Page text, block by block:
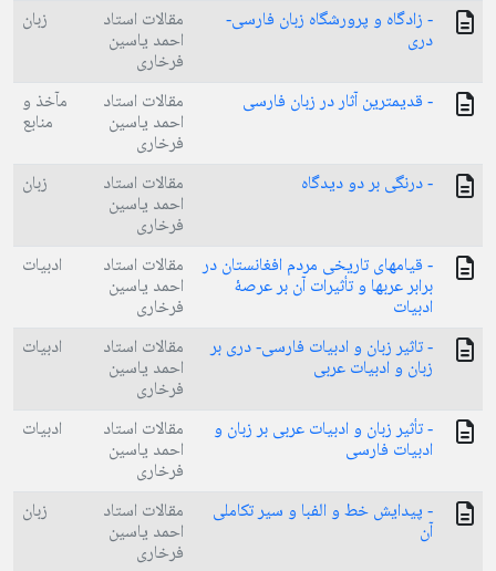
- زادگاه و پرورشگاه زبان فارسی-
دری
مقالات استاد
احمد یاسین
فرخاری
زبان
- قدیمترین آثار در زبان فارسی مقالات استاد
احمد یاسین
فرخاری
مآخذ و
منابع
- درنگی بر دو دیدگاه مقالات استاد
احمد یاسین
فرخاری
زبان
- قیامهای تاریخی مردم افغانستان در
برابر عربها و تأثیرات آن بر عرصۀ
ادبیات
مقالات استاد
احمد یاسین
فرخاری
ادبیات
- تاثیر زبان و ادبیات فارسی- دری بر
زبان و ادبیات عربی
مقالات استاد
احمد یاسین
فرخاری
ادبیات
- تأثیر زبان و ادبیات عربی بر زبان و
ادبیات فارسی
مقالات استاد
احمد یاسین
فرخاری
ادبیات
- پیدایش خط و الفبا و سیر تکاملی
آن
مقالات استاد
احمد یاسین
فرخاری
زبان